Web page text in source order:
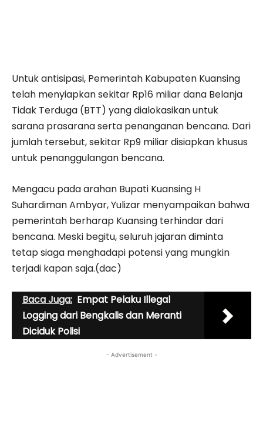
Untuk antisipasi, Pemerintah Kabupaten Kuansing
telah menyiapkan sekitar Rp16 miliar dana Belanja
Tidak Terduga (BTT) yang dialokasikan untuk
sarana prasarana serta penanganan bencana. Dari
jumlah tersebut, sekitar Rp9 miliar disiapkan khusus
untuk penanggulangan bencana.
Mengacu pada arahan Bupati Kuansing H
Suhardiman Ambyar, Yulizar menyampaikan bahwa
pemerintah berharap Kuansing terhindar dari
bencana. Meski begitu, seluruh jajaran diminta
tetap siaga menghadapi potensi yang mungkin
terjadi kapan saja.(dac)
Baca Juga: Empat Pelaku Illegal
Logging dari Bengkalis dan Meranti
Diciduk Polisi
- Advertisement -